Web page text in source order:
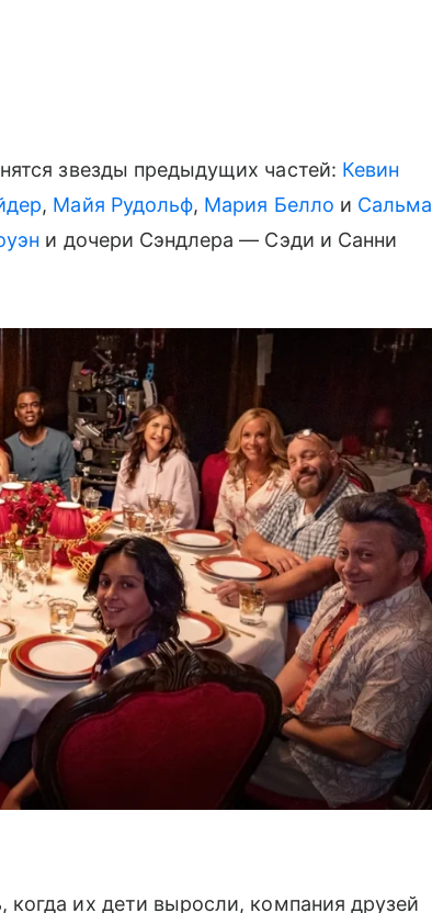
звезды предыдущих частей: Кевин
, Майя Рудольф, Мария Белло и Сальма
и дочери Сэндлера — Сэди и Санни
их дети выросли, компания друзей